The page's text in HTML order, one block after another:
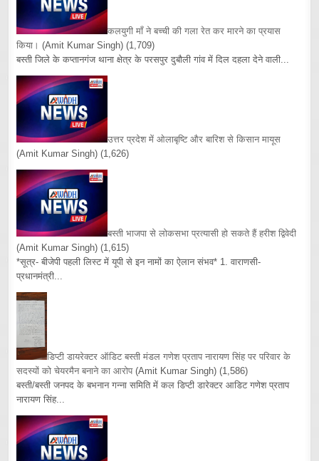
कलयुगी माँ ने बच्ची की गला रेत कर मारने का प्रयास
किया। (Amit Kumar Singh) (1,709)
बस्ती जिले के कप्तानगंज थाना क्षेत्र के परसपुर दुबौली गांव में दिल दहला देने वाली...
उत्तर प्रदेश में ओलाबृष्टि और बारिश से किसान मायूस
(Amit Kumar Singh) (1,626)
बस्ती भाजपा से लोकसभा प्रत्यासी हो सकते हैं हरीश द्विवेदी
(Amit Kumar Singh) (1,615)
*सूत्र- बीजेपी पहली लिस्ट में यूपी से इन नामों का ऐलान संभव* 1. वाराणसी-
प्रधानमंत्री...
डिप्टी डायरेक्टर ऑडिट बस्ती मंडल गणेश प्रताप नारायण सिंह पर परिवार के
सदस्यों को चेयरमैन बनाने का आरोप (Amit Kumar Singh) (1,586)
बस्ती/बस्ती जनपद के बभनान गन्ना समिति में कल डिप्टी डारेक्टर आडिट गणेश प्रताप
नारायण सिंह...